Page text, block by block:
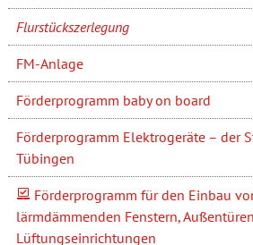
Flurstückszerlegung
FM-Anlage
Förderprogramm baby on board
Förderprogramm Elektrogeräte – der
Tübingen
Förderprogramm für den Einbau
lärmdämmenden Fenstern,
Lüftungseinrichtungen